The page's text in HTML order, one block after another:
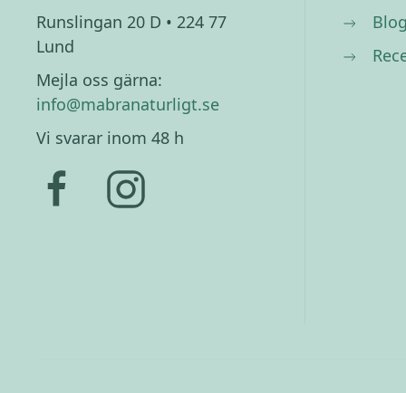
Runslingan 20 D • 224 77
Lund
Mejla oss gärna:
info@mabranaturligt.se
Vi svarar inom 48 h